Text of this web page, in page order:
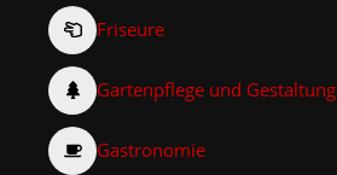
Friseure
Gartenpflege und Gestaltung
Gastronomie